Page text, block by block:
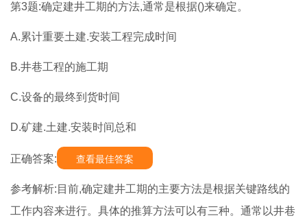
第3题:确定建井工期的方法,通常是根据()来确定。
A.累计重要土建.安装工程完成时间
B.井巷工程的施工期
C.设备的最终到货时间
D.矿建.土建.安装时间总和
正确答案: 查看最佳答案
参考解析:目前,确定建井工期的主要方法是根据关键路线的
工作内容来进行。具体的推算方法可以有三种。通常以井巷